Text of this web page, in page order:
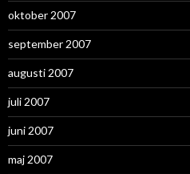
oktober 2007
september 2007
augusti 2007
juli 2007
juni 2007
maj 2007